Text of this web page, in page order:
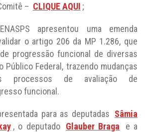
– CLIQUE AQUI ;
apresentou uma emenda
o artigo 206 da MP 1.286, que
progressão funcional de diversas
Público Federal, trazendo mudanças
processos de avaliação de
funcional.
para as deputadas Sâmia
, o deputado Glauber Braga
e a